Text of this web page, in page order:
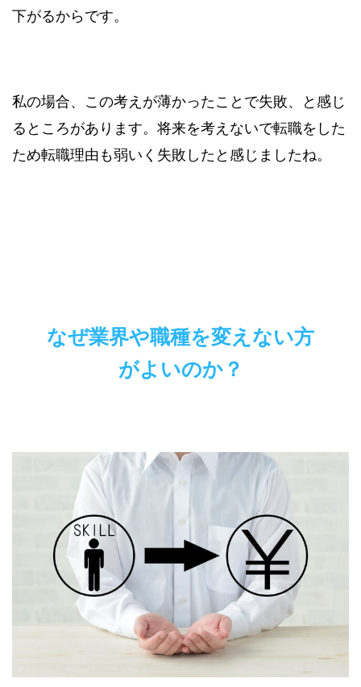
下がるからです。
私の場合、この考えが薄かったことで失敗、と感じ
るところがあります。将来を考えないで転職をした
ため転職理由も弱いく失敗したと感じましたね。
なぜ業界や職種を変えない方
がよいのか？